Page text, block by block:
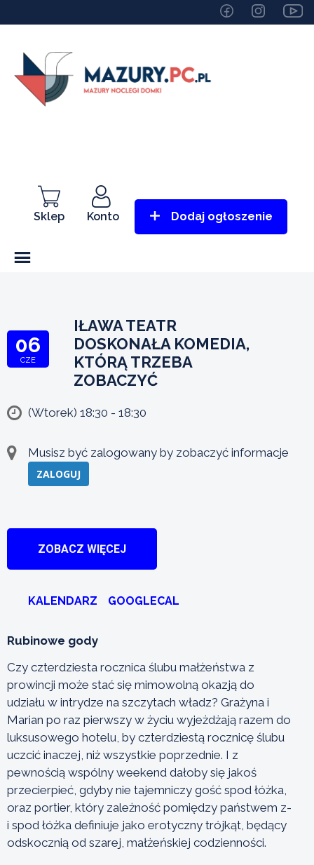
Sklep Konto Dodaj ogłoszenie
06
CZE
IŁAWA TEATR
DOSKONAŁA KOMEDIA,
KTÓRĄ TRZEBA
ZOBACZYĆ
(Wtorek) 18:30 - 18:30
Musisz być zalogowany by zobaczyć informacje
ZALOGUJ
ZOBACZ WIĘCEJ
KALENDARZ GOOGLECAL
Rubinowe gody
Czy czterdziesta rocznica ślubu małżeństwa z
prowincji może stać się mimowolną okazją do
udziału w intrydze na szczytach władz? Grażyna i
Marian po raz pierwszy w życiu wyjeżdżają razem do
luksusowego hotelu, by czterdziestą rocznicę ślubu
uczcić inaczej, niż wszystkie poprzednie. I z
pewnością wspólny weekend dałoby się jakoś
przecierpieć, gdyby nie tajemniczy gość spod łóżka,
oraz portier, który zależność pomiędzy państwem z-
i spod łóżka definiuje jako erotyczny trójkąt, będący
odskocznią od szarej, małżeńskiej codzienności.